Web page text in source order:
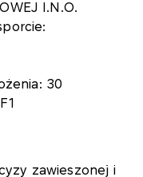
I.N.O.
30
zawieszonej i